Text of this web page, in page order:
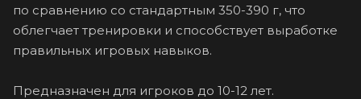
по сравнению со стандартным 350-390 г, что
облегчает тренировки и способствует выработке
правильных игровых навыков.
Предназначен для игроков до 10-12 лет.